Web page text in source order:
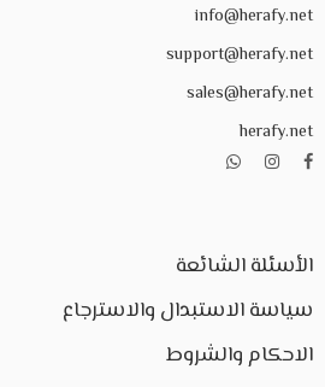
info@herafy.net
support@herafy.net
sales@herafy.net
herafy.net
الأسئلة الشائعة
سياسة الاستبدال والاسترجاع
الاحكام والشروط